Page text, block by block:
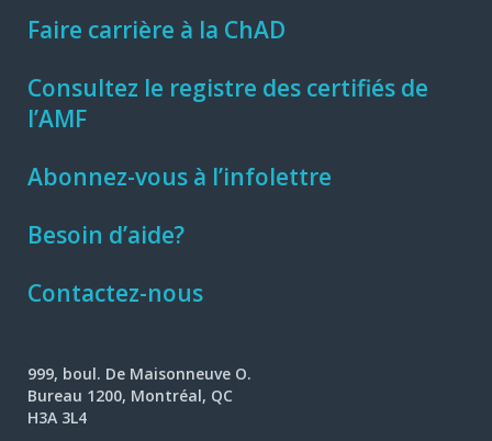
Faire carrière à la ChAD
Consultez le registre des certifiés de
l’AMF
Abonnez-vous à l’infolettre
Besoin d’aide?
Contactez-nous
999, boul. De Maisonneuve O.
Bureau 1200, Montréal, QC
H3A 3L4